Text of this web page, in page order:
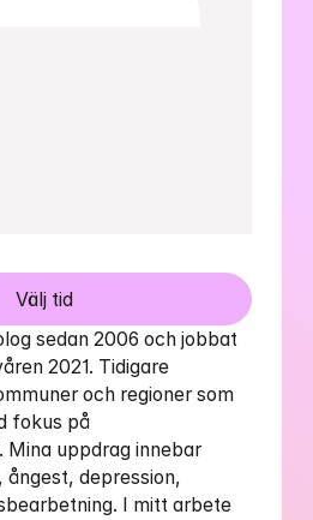
Välj tid
sedan 2006 och jobbat
2021. Tidigare
och regioner som
fokus på
Mina uppdrag innebar
depression,
I mitt arbete